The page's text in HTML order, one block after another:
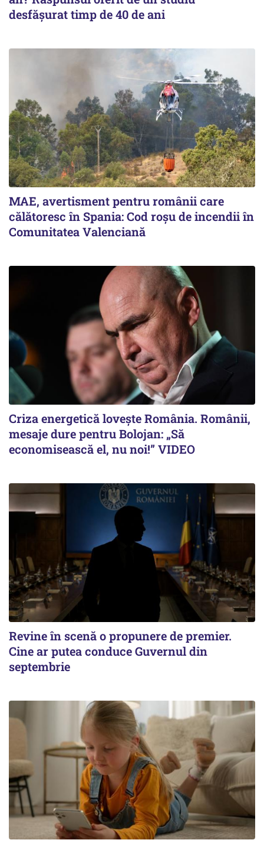
desfășurat timp de 40 de ani
MAE, avertisment pentru românii care
călătoresc în Spania: Cod roșu de incendii în
Comunitatea Valenciană
Criza energetică lovește România. Românii,
mesaje dure pentru Bolojan: „Să
economisească el, nu noi!” VIDEO
Revine în scenă o propunere de premier.
Cine ar putea conduce Guvernul din
septembrie